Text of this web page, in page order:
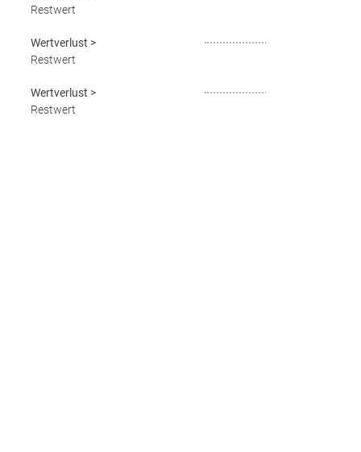
Restwert
Wertverlust >
Restwert
Wertverlust >
Restwert